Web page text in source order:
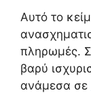
Αυτό το
πληρωμές.
βαρύ
ανάμεσα σε